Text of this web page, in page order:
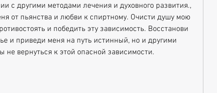
с другими методами лечения и духовного развития.,
от пьянства и любви к спиртному. Очисти душу мою
и победить эту зависимость. Восстанови
и приведи меня на путь истинный, но и другими
не вернуться к этой опасной зависимости.